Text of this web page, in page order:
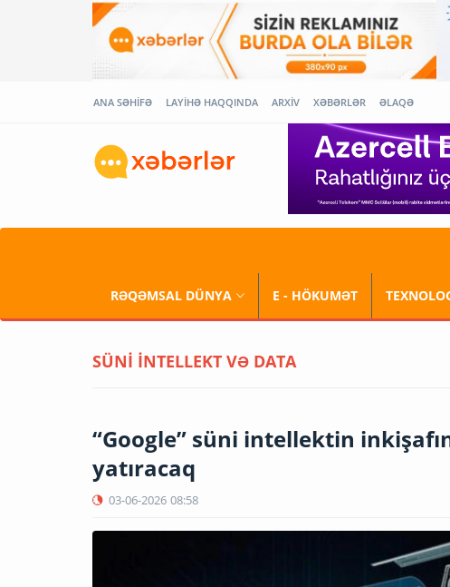
ANA SƏHİFƏ LAYİHƏ HAQQINDA ARXİV XƏBƏRLƏR ƏLAQƏ
RƏQƏMSAL DÜNYA E - HÖKUMƏT
SÜNİ İNTELLEKT VƏ DATA
“Google” süni intellektin
yatıracaq
03-06-2026 08:58